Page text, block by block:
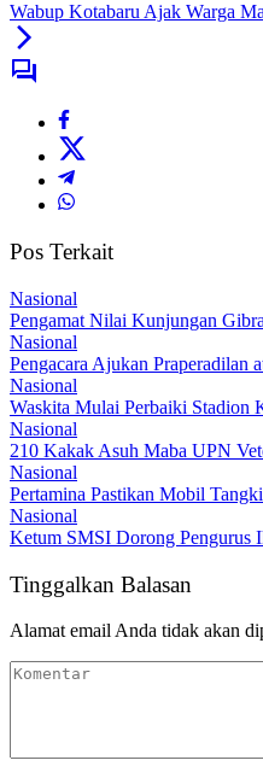
Wabup Kotabaru Ajak Warga
Pos Terkait
Nasional
Pengamat Nilai Kunjungan
Nasional
Pengacara Ajukan Praperadilan
Nasional
Waskita Mulai Perbaiki Stadion
Nasional
210 Kakak Asuh Maba UPN
Nasional
Pertamina Pastikan Mobil
Nasional
Ketum SMSI Dorong Pengurus
Tinggalkan Balasan
Alamat email Anda tidak akan